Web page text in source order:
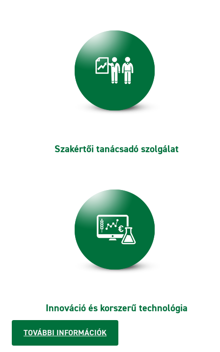
Szakértői tanácsadó szolgálat
Innováció és korszerű technológia
TOVÁBBI INFORMÁCIÓK